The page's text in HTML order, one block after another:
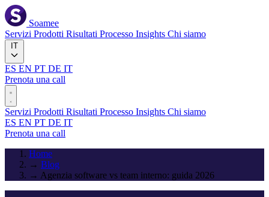
Soamee
Servizi Prodotti Risultati Processo Insights Chi siamo
ES EN PT DE IT
Prenota una call
Servizi Prodotti Risultati Processo Insights Chi siamo
ES EN PT DE IT
Prenota una call
Home
→ Blog
→ Agenzia software vs team interno: guida 2026